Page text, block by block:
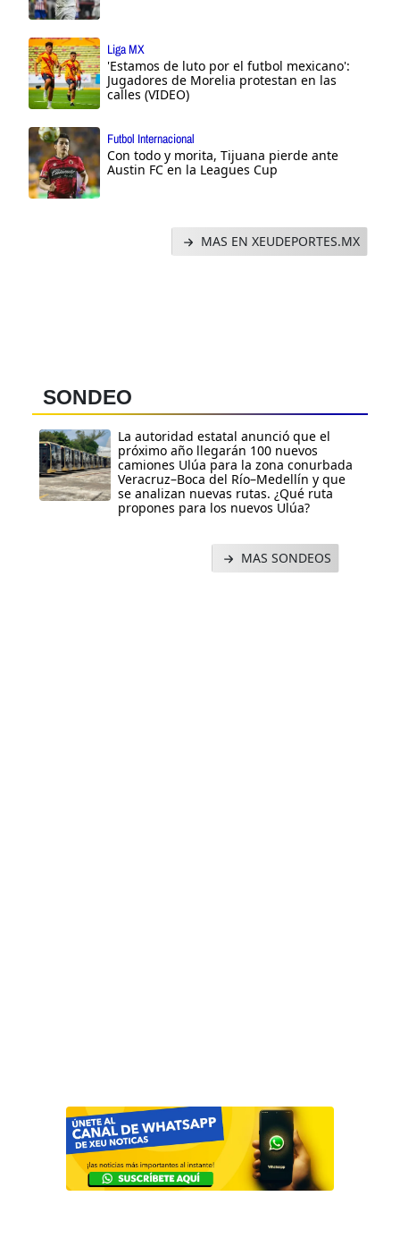
Liga MX
'Estamos de luto por el futbol mexicano':
Jugadores de Morelia protestan en las
calles (VIDEO)
Futbol Internacional
Con todo y morita, Tijuana pierde ante
Austin FC en la Leagues Cup
MAS EN XEUDEPORTES.MX
SONDEO
La autoridad estatal anunció que el
próximo año llegarán 100 nuevos
camiones Ulúa para la zona conurbada
Veracruz–Boca del Río–Medellín y que
se analizan nuevas rutas. ¿Qué ruta
propones para los nuevos Ulúa?
MAS SONDEOS